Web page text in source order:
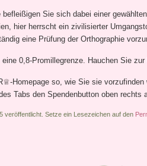
Sie sich dabei einer
hier herrscht ein zivilisierter
eine Prüfung der Orthographie
0,8-Promillegrenze. Hauchen Sie
Homepage so, wie Sie sie
Tabs den Spendenbutton oben rechts
veröffentlicht. Setze ein Lesezeichen auf den